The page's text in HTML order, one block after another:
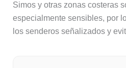
Simos y otras zonas costeras
especialmente sensibles, por
los senderos señalizados y